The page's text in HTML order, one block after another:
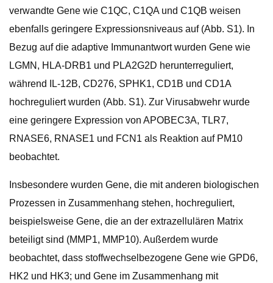
verwandte Gene wie C1QC, C1QA und C1QB weisen
ebenfalls geringere Expressionsniveaus auf (Abb. S1). In
Bezug auf die adaptive Immunantwort wurden Gene wie
LGMN, HLA-DRB1 und PLA2G2D herunterreguliert,
während IL-12B, CD276, SPHK1, CD1B und CD1A
hochreguliert wurden (Abb. S1). Zur Virusabwehr wurde
eine geringere Expression von APOBEC3A, TLR7,
RNASE6, RNASE1 und FCN1 als Reaktion auf PM10
beobachtet.
Insbesondere wurden Gene, die mit anderen biologischen
Prozessen in Zusammenhang stehen, hochreguliert,
beispielsweise Gene, die an der extrazellulären Matrix
beteiligt sind (MMP1, MMP10). Außerdem wurde
beobachtet, dass stoffwechselbezogene Gene wie GPD6,
HK2 und HK3; und Gene im Zusammenhang mit